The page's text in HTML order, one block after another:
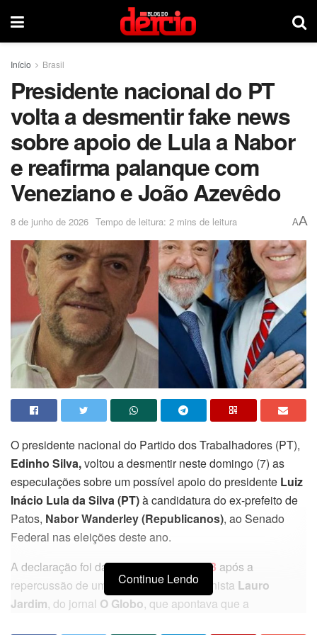
Início Brasil
Presidente nacional do PT
volta a desmentir fake news
sobre apoio de Lula a Nabor
e reafirma palanque com
Veneziano e João Azevêdo
8 de junho de 2026 Tempo de leitura: 2 mins de leitura AA
O presidente nacional do Partido dos Trabalhadores (PT),
Edinho Silva,voltou a desmentir neste domingo (7) as
especulações sobre um possível apoio do presidente Luiz
Inácio Lula da Silva (PT)à candidatura do ex-prefeito de
Patos, Nabor Wanderley (Republicanos), ao Senado
Federal nas eleições deste ano.
A declaração foi dada aoportal Fonte83 após a
repercussão de uma publicação do colunista Lauro
Jardim, do jornal O Globo, que apontava que a
Continue Lendo